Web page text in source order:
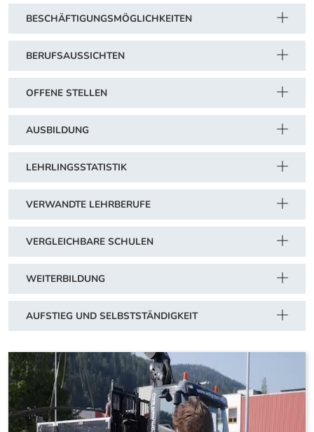
BESCHÄFTIGUNGSMÖGLICHKEITEN
BERUFSAUSSICHTEN
OFFENE STELLEN
AUSBILDUNG
LEHRLINGSSTATISTIK
VERWANDTE LEHRBERUFE
VERGLEICHBARE SCHULEN
WEITERBILDUNG
AUFSTIEG UND SELBSTSTÄNDIGKEIT